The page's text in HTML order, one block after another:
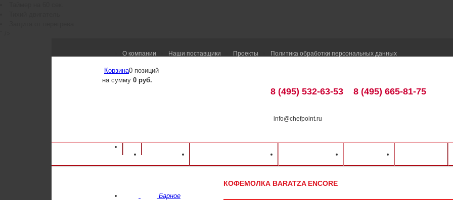
О компании Наши поставщики Проекты Политика обработки персональных данных
Корзина0 позиций
на сумму 0 руб.
8 (495) 532-63-53
info@chefpoint.ru
8 (495) 665-81-75
Оборудование для ресторанов и кафе
КОФЕМОЛКА BARATZA ENCORE
Барное